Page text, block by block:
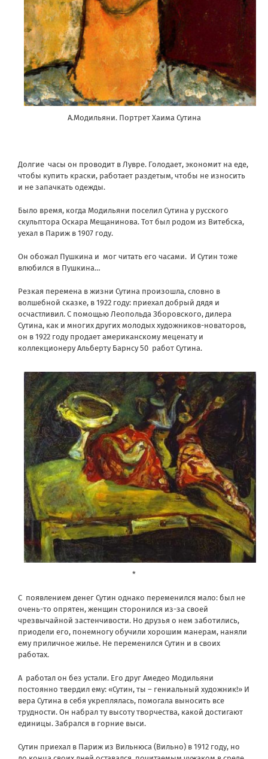
А.Модильяни. Портрет Хаима Сутина
Долгие часы он проводит в Лувре. Голодает, экономит на еде,
чтобы купить краски, работает раздетым, чтобы не износить
и не запачкать одежды.
Было время, когда Модильяни поселил Сутина у русского
скульптора Оскара Мещанинова. Тот был родом из Витебска,
уехал в Париж в 1907 году.
Он обожал Пушкина и мог читать его часами. И Сутин тоже
влюбился в Пушкина…
Резкая перемена в жизни Сутина произошла, словно в
волшебной сказке, в 1922 году: приехал добрый дядя и
осчастливил. С помощью Леопольда Зборовского, дилера
Сутина, как и многих других молодых художников-новаторов,
он в 1922 году продает американскому меценату и
коллекционеру Альберту Барнсу 50 работ Сутина.
*
С появлением денег Сутин однако переменился мало: был не
очень-то опрятен, женщин сторонился из-за своей
чрезвычайной застенчивости. Но друзья о нем заботились,
приодели его, понемногу обучили хорошим манерам, наняли
ему приличное жилье. Не переменился Сутин и в своих
работах.
А работал он без устали. Его друг Амедео Модильяни
постоянно твердил ему: «Сутин, ты – гениальный художник!» И
вера Сутина в себя укреплялась, помогала выносить все
трудности. Он набрал ту высоту творчества, какой достигают
единицы. Забрался в горние выси.
Сутин приехал в Париж из Вильнюса (Вильно) в 1912 году, но